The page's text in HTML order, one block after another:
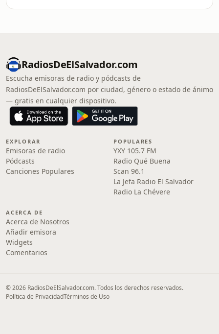
RadiosDeElSalvador.com
Escucha emisoras de radio y pódcasts de
RadiosDeElSalvador.com por ciudad, género o estado de ánimo
— gratis en cualquier dispositivo.
EXPLORAR
Emisoras de radio
Pódcasts
Canciones Populares
POPULARES
YXY 105.7 FM
Radio Qué Buena
Scan 96.1
La Jefa Radio El Salvador
Radio La Chévere
ACERCA DE
Acerca de Nosotros
Añadir emisora
Widgets
Comentarios
© 2026 RadiosDeElSalvador.com. Todos los derechos reservados.
Política de PrivacidadTérminos de Uso